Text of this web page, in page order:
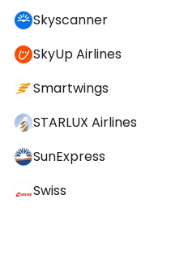
Skyscanner
SkyUp Airlines
Smartwings
STARLUX Airlines
SunExpress
Swiss